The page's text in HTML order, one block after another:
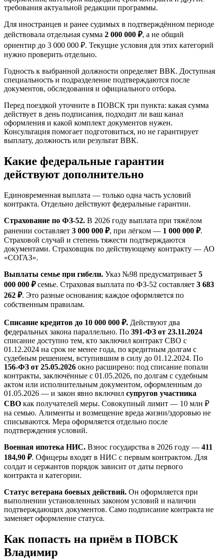
требования актуальной редакции программы.
Для иностранцев и ранее судимых в подтверждённом периоде
действовала отдельная сумма 2 000 000 ₽, а не общий
ориентир до 3 000 000 ₽. Текущие условия для этих категорий
нужно проверить отдельно.
Годность к выбранной должности определяет ВВК. Доступная
специальность и подразделение подтверждаются после
документов, обследования и официального отбора.
Перед поездкой уточните в ПОВСК три пункта: какая сумма
действует в день подписания, подходит ли ваш канал
оформления и какой комплект документов нужен.
Консультация помогает подготовиться, но не гарантирует
выплату, должность или результат ВВК.
Какие федеральные гарантии
действуют дополнительно
Единовременная выплата — только одна часть условий
контракта. Отдельно действуют федеральные гарантии.
Страхование по ФЗ-52. В 2026 году выплата при тяжёлом
ранении составляет 3 000 000 ₽, при лёгком — 1 000 000 ₽.
Страховой случай и степень тяжести подтверждаются
документами. Страховщик по действующему контракту — АО
«СОГАЗ».
Выплаты семье при гибели. Указ №98 предусматривает 5
000 000 ₽семье. Страховая выплата по ФЗ-52 составляет 3 683
262 ₽. Это разные основания; каждое оформляется по
собственным правилам.
Списание кредитов до 10 000 000 ₽. Действуют два
федеральных закона параллельно. По 391-ФЗ от 23.11.2024
списание доступно тем, кто заключил контракт СВО с
01.12.2024 на срок не менее года, по кредитным долгам с
судебным решением, вступившим в силу до 01.12.2024. По
156-ФЗ от 25.05.2026 окно расширено: под списание попали
контракты, заключённые с 01.05.2026, по долгам с судебным
актом или исполнительным документом, оформленным до
01.05.2026 — и закон явно включил супругов участника
СВО как получателей меры. Совокупный лимит — 10 млн ₽
на семью. Алименты и возмещение вреда жизни/здоровью не
списываются. Мера оформляется отдельно после
подтверждения условий.
Военная ипотека НИС. Взнос государства в 2026 году — 411
184,90 ₽. Офицеры входят в НИС с первым контрактом. Для
солдат и сержантов порядок зависит от даты первого
контракта и категории.
Статус ветерана боевых действий. Он оформляется при
выполнении установленных законом условий и наличии
подтверждающих документов. Само подписание контракта не
заменяет оформление статуса.
Как попасть на приём в ПОВСК
Владимир